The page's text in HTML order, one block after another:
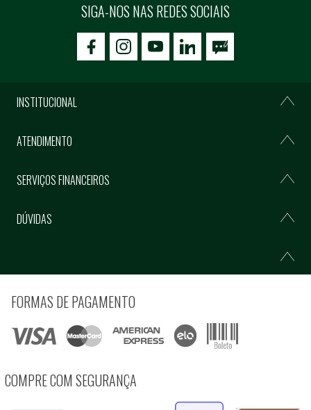
SIGA-NOS NAS REDES SOCIAIS
icon-facebookicon-social02icon-social03
INSTITUCIONAL
ATENDIMENTO
SERVIÇOS FINANCEIROS
DÚVIDAS
FORMAS DE PAGAMENTO
COMPRE COM SEGURANÇA